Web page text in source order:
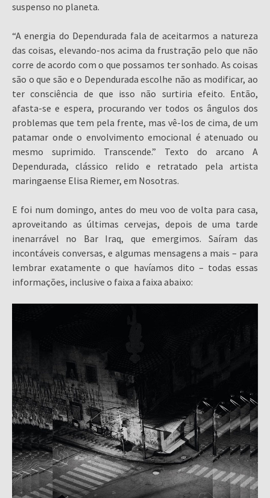
suspenso no planeta.
“A energia do Dependurada fala de aceitarmos a natureza
das coisas, elevando-nos acima da frustração pelo que não
corre de acordo com o que possamos ter sonhado. As coisas
são o que são e o Dependurada escolhe não as modificar, ao
ter consciência de que isso não surtiria efeito. Então,
afasta-se e espera, procurando ver todos os ângulos dos
problemas que tem pela frente, mas vê-los de cima, de um
patamar onde o envolvimento emocional é atenuado ou
mesmo suprimido. Transcende.” Texto do arcano A
Dependurada, clássico relido e retratado pela artista
maringaense Elisa Riemer, em Nosotras.
E foi num domingo, antes do meu voo de volta para casa,
aproveitando as últimas cervejas, depois de uma tarde
inenarrável no Bar Iraq, que emergimos. Saíram das
incontáveis conversas, e algumas mensagens a mais – para
lembrar exatamente o que havíamos dito – todas essas
informações, inclusive o faixa a faixa abaixo: